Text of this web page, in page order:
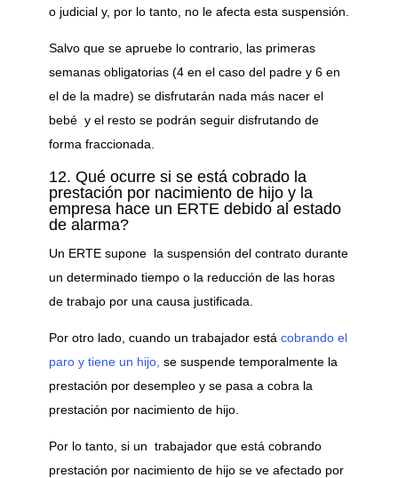
o judicial y, por lo tanto, no le afecta esta suspensión.
Salvo que se apruebe lo contrario, las primeras
semanas obligatorias (4 en el caso del padre y 6 en
el de la madre) se disfrutarán nada más nacer el
bebé y el resto se podrán seguir disfrutando de
forma fraccionada.
12. Qué ocurre si se está cobrado la
prestación por nacimiento de hijo y la
empresa hace un ERTE debido al estado
de alarma?
Un ERTE supone la suspensión del contrato durante
un determinado tiempo o la reducción de las horas
de trabajo por una causa justificada.
Por otro lado, cuando un trabajador está cobrando el
paro y tiene un hijo, se suspende temporalmente la
prestación por desempleo y se pasa a cobra la
prestación por nacimiento de hijo.
Por lo tanto, si un trabajador que está cobrando
prestación por nacimiento de hijo se ve afectado por